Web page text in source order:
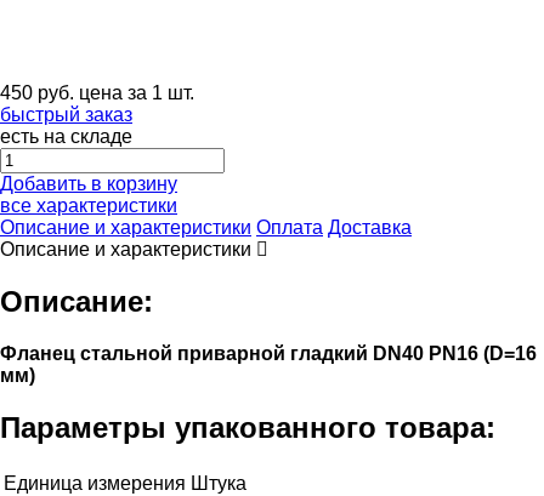
450 руб. цена за 1 шт.
быстрый заказ
есть на складе
Добавить в корзину
все характеристики
Описание и характеристики Оплата Доставка
Описание и характеристики
Описание:
Фланец стальной приварной гладкий DN40 PN16 (D=16
мм)
Параметры упакованного товара:
Единица измерения Штука